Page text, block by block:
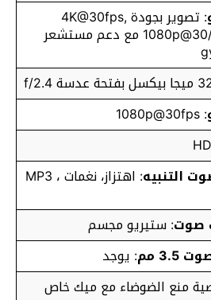
: تصوير بجودة 4K@30fps,
1080p@30/120fps مع دعم مستشعر
: 1080p@30fps
التنبيه : اهتزاز، نغمات MP3 ،
صوت: ستيريو مجسم
مم
: يوجد
منع الضوضاء مع ميك خاص